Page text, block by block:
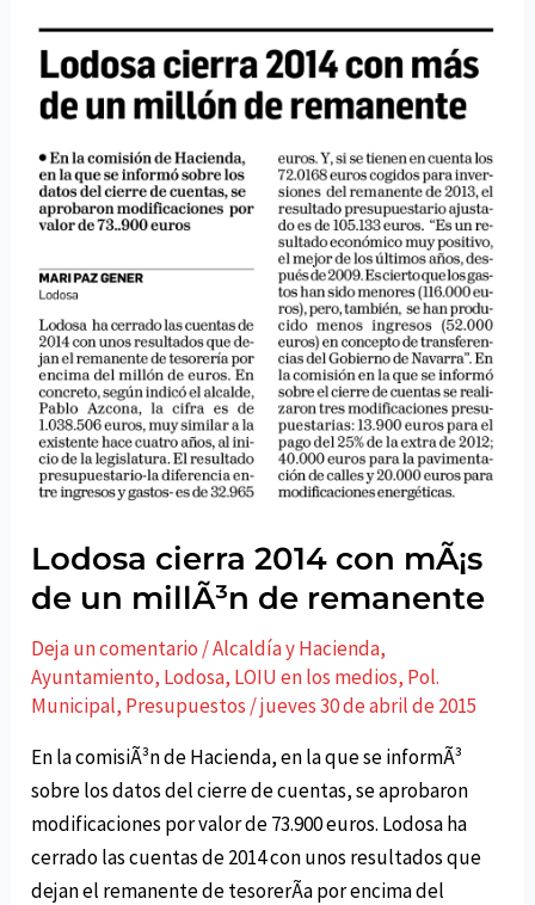
de
Lodosa
Lodosa cierra 2014 con mÃ¡s
de un millÃ³n de remanente
Deja un comentario /Alcaldí­a y Hacienda,
Ayuntamiento, Lodosa, LOIU en los medios, Pol.
Municipal, Presupuestos /jueves 30 de abril de 2015
En la comisiÃ³n de Hacienda, en la que se informÃ³
sobre los datos del cierre de cuentas, se aprobaron
modificaciones por valor de 73.900 euros. Lodosa ha
cerrado las cuentas de 2014 con unos resultados que
dejan el remanente de tesorerÃ­a por encima del